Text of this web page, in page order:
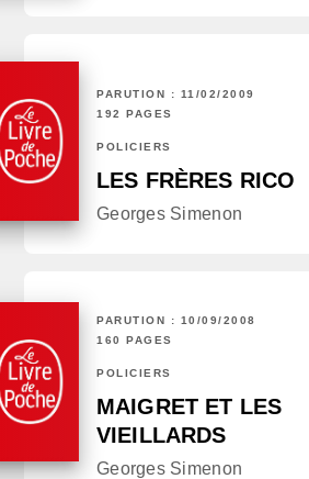
PARUTION : 11/02/2009
192 PAGES
POLICIERS
LES FRÈRES RICO
Georges Simenon
PARUTION : 10/09/2008
160 PAGES
POLICIERS
MAIGRET ET LES
VIEILLARDS
Georges Simenon